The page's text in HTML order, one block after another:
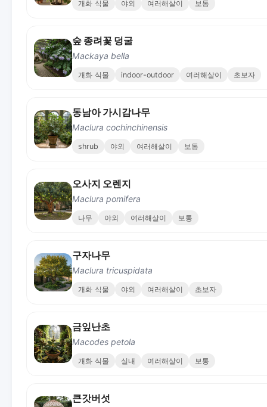
개화 식물 야외 여러해살이 보통
숲 종려꽃 덩굴
Mackaya bella
개화 식물 indoor-outdoor 여러해살이 초보자
동남아 가시감나무
Maclura cochinchinensis
shrub 야외 여러해살이 보통
오사지 오렌지
Maclura pomifera
나무 야외 여러해살이 보통
구자나무
Maclura tricuspidata
개화 식물 야외 여러해살이 초보자
금잎난초
Macodes petola
개화 식물 실내 여러해살이 보통
큰갓버섯